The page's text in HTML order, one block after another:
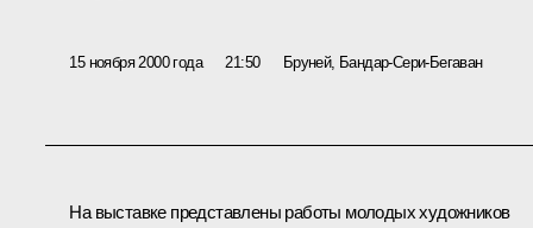
15 ноября 2000 года 21:50 Бруней, Бандар-Сери-Бегаван
На выставке представлены работы молодых художников